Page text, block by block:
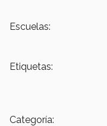
Escuelas:
Etiquetas:
Categoría: